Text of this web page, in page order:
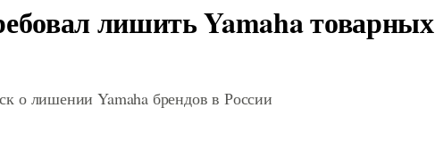
лишить Yamaha товарных
о лишении Yamaha брендов в России